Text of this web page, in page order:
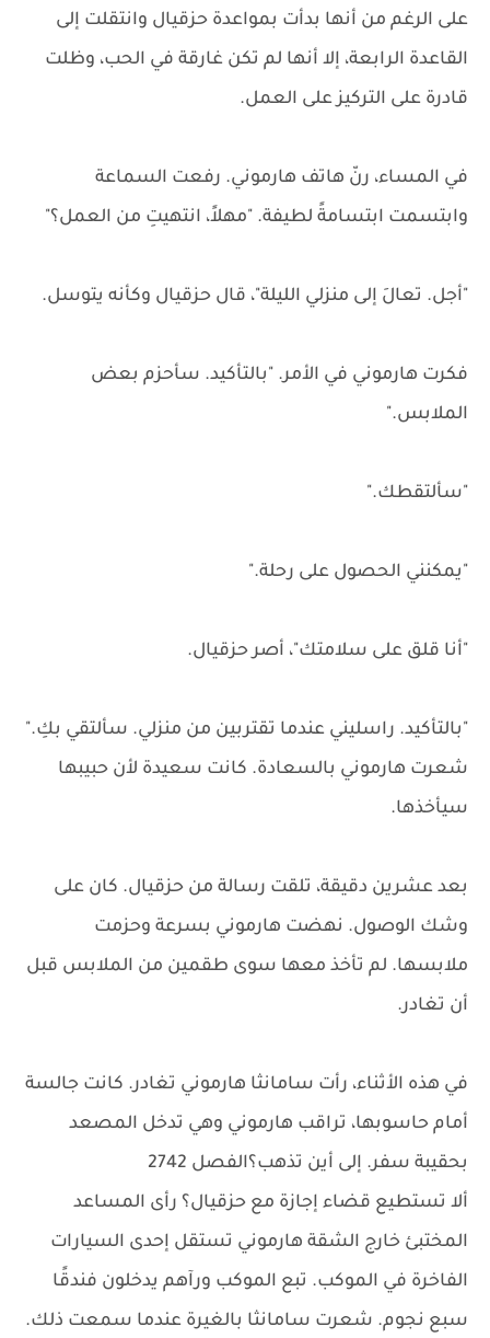
على الرغم من أنها بدأت بمواعدة حزقيال وانتقلت إلى
القاعدة الرابعة، إلا أنها لم تكن غارقة في الحب، وظلت
قادرة على التركيز على العمل.
في المساء، رنّ هاتف هارموني. رفعت السماعة
وابتسمت ابتسامةً لطيفة. "مهلاً، انتهيتِ من العمل؟"
"أجل. تعالَ إلى منزلي الليلة"، قال حزقيال وكأنه يتوسل.
فكرت هارموني في الأمر. "بالتأكيد. سأحزم بعض
الملابس."
"سألتقطك."
"يمكنني الحصول على رحلة."
"أنا قلق على سلامتك"، أصر حزقيال.
"بالتأكيد. راسليني عندما تقتربين من منزلي. سألتقي بكِ."
شعرت هارموني بالسعادة. كانت سعيدة لأن حبيبها
سيأخذها.
بعد عشرين دقيقة، تلقت رسالة من حزقيال. كان على
وشك الوصول. نهضت هارموني بسرعة وحزمت
ملابسها. لم تأخذ معها سوى طقمين من الملابس قبل
أن تغادر.
في هذه الأثناء، رأت سامانثا هارموني تغادر. كانت جالسة
أمام حاسوبها، تراقب هارموني وهي تدخل المصعد
بحقيبة سفر. إلى أين تذهب؟الفصل 2742
ألا تستطيع قضاء إجازة مع حزقيال؟ رأى المساعد
المختبئ خارج الشقة هارموني تستقل إحدى السيارات
الفاخرة في الموكب. تبع الموكب ورآهم يدخلون فندقًا
سبع نجوم. شعرت سامانثا بالغيرة عندما سمعت ذلك.